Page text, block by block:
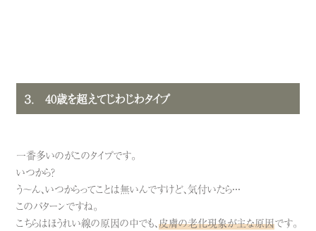
３． 40歳を超えてじわじわタイプ
一番多いのがこのタイプです。
いつから？
う～ん、いつからってことは無いんですけど、気付いたら・・・
このパターンですね。
こちらはほうれい線の原因の中でも、皮膚の老化現象が主な原因です。